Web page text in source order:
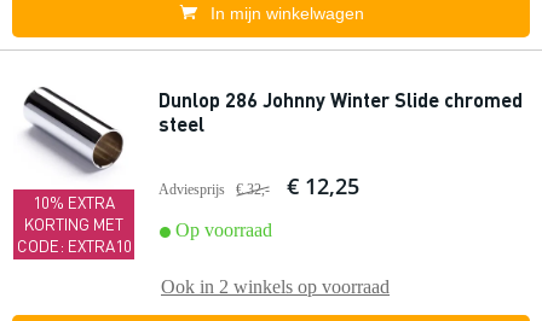
In mijn winkelwagen
10% EXTRA
KORTING MET
CODE: EXTRA10
Dunlop 286 Johnny Winter Slide chromed
steel
Adviesprijs € 32,- € 12,25
Op voorraad
Ook in 2 winkels op voorraad